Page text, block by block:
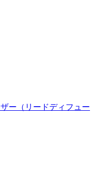
ー（リードディフュー